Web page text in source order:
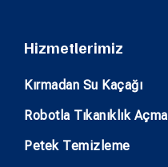
Hizmetlerimiz
Kırmadan Su Kaçağı
Robotla Tıkanıklık Açma
Petek Temizleme